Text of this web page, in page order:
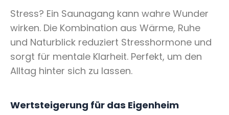
Stress? Ein Saunagang kann wahre Wunder
wirken. Die Kombination aus Wärme, Ruhe
und Naturblick reduziert Stresshormone und
sorgt für mentale Klarheit. Perfekt, um den
Alltag hinter sich zu lassen.
Wertsteigerung für das Eigenheim